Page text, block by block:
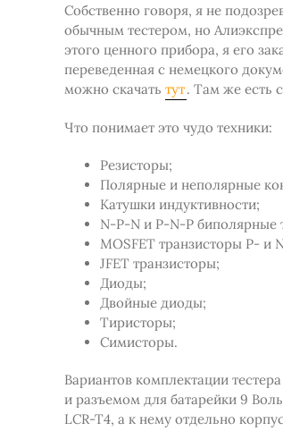
Собственно говоря, я не
обычным тестером, но
этого ценного прибора, я его
переведенная с немецкого
можно скачать тут. Там же есть
Что понимает это чудо техники:
Резисторы;
Полярные и неполярные
Катушки индуктивности;
N-P-N и P-N-P биполярные
MOSFET транзисторы P- и
JFET транзисторы;
Диоды;
Двойные диоды;
Тиристоры;
Симисторы.
Вариантов комплектации
и разъемом для батарейки 9
LCR-T4, а к нему отдельно